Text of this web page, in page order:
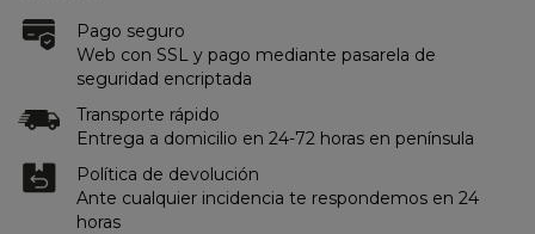
Pago seguro
Web con SSL y pago mediante pasarela de
seguridad encriptada
Transporte rápido
Entrega a domicilio en 24-72 horas en península
Política de devolución
Ante cualquier incidencia te respondemos en 24
horas